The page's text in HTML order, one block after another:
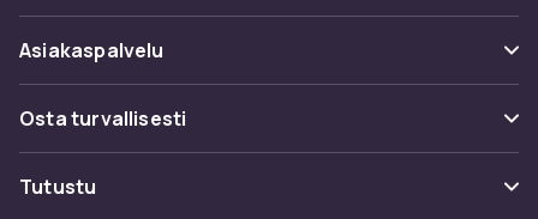
Asiakaspalvelu
Usein kysyttyä (UKK)
Seuraa pakettia
Osta turvallisesti
Maksuvaihtoehdot
Tutustu